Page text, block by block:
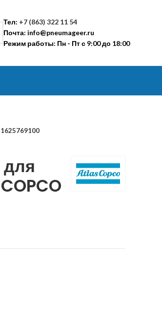
Тел: +7 (863) 322 11 54
Почта: info@pneumageer.ru
Режим работы: Пн - Пт с 9:00 до 18:00